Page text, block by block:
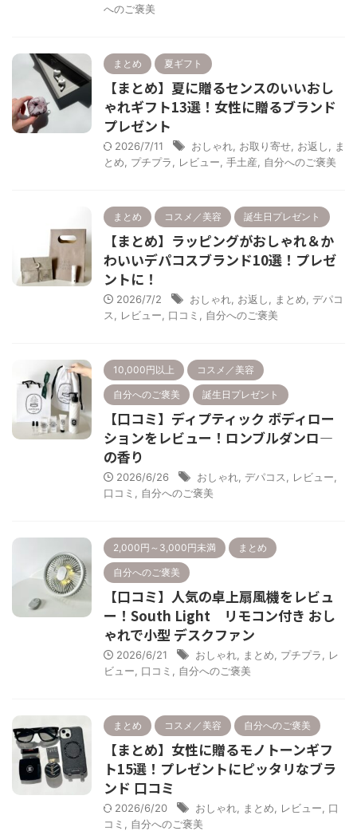
へのご褒美
まとめ 夏ギフト
【まとめ】夏に贈るセンスのいいおし
ゃれギフト13選！女性に贈るブランド
プレゼント
2026/7/11 おしゃれ お取り寄せ お返し
ま
とめ
プチプラ レビュー 手土産 自分へのご褒美
まとめ コスメ／美容 誕生日プレゼント
【まとめ】ラッピングがおしゃれ＆か
わいいデパコスブランド10選！プレゼ
ントに！
2026/7/2 おしゃれ お返し まとめ
デパコ
ス
レビュー 口コミ 自分へのご褒美
10,000円以上 コスメ／美容
自分へのご褒美 誕生日プレゼント
【口コミ】ディプティック ボディロー
ションをレビュー！ロンブルダンロ―
の香り
2026/6/26 おしゃれ デパコス レビュー
口コミ
自分へのご褒美
2,000円～3,000円未満 まとめ
自分へのご褒美
【口コミ】人気の卓上扇風機をレビュ
ー！South Light リモコン付き おし
ゃれで小型 デスクファン
2026/6/21 おしゃれ まとめ プチプラ
レ
ビュー
口コミ 自分へのご褒美
まとめ コスメ／美容 自分へのご褒美
【まとめ】女性に贈るモノトーンギフ
ト15選！プレゼントにピッタリなブラ
ンド 口コミ
2026/6/20 おしゃれ まとめ レビュー
口
コミ
自分へのご褒美